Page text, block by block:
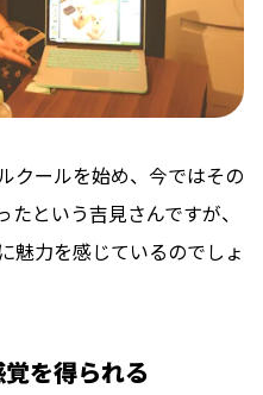
クールを始め、今ではその
という吉見さんですが、
魅力を感じているのでしょ
を得られる